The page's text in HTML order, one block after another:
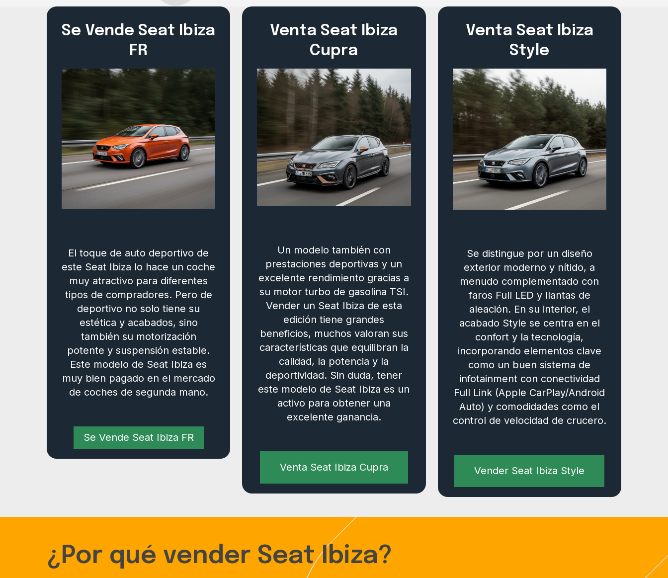
Se Vende Seat Ibiza
FR
El toque de auto deportivo de
este Seat Ibiza lo hace un coche
muy atractivo para diferentes
tipos de compradores. Pero de
deportivo no solo tiene su
estética y acabados, sino
también su motorización
potente y suspensión estable.
Este modelo de Seat Ibiza es
muy bien pagado en el mercado
de coches de segunda mano.
Se Vende Seat Ibiza FR
Venta Seat Ibiza
Cupra
Un modelo también con
prestaciones deportivas y un
excelente rendimiento gracias a
su motor turbo de gasolina TSI.
Vender un Seat Ibiza de esta
edición tiene grandes
beneficios, muchos valoran sus
características que equilibran la
calidad, la potencia y la
deportividad. Sin duda, tener
este modelo de Seat Ibiza es un
activo para obtener una
excelente ganancia.
Venta Seat Ibiza Cupra
Venta Seat Ibiza
Style
Se distingue por un diseño
exterior moderno y nítido, a
menudo complementado con
faros Full LED y llantas de
aleación. En su interior, el
acabado Style se centra en el
confort y la tecnología,
incorporando elementos clave
como un buen sistema de
infotainment con conectividad
Full Link (Apple CarPlay/Android
Auto) y comodidades como el
control de velocidad de crucero.
Vender Seat Ibiza Style
¿Por qué vender Seat Ibiza?